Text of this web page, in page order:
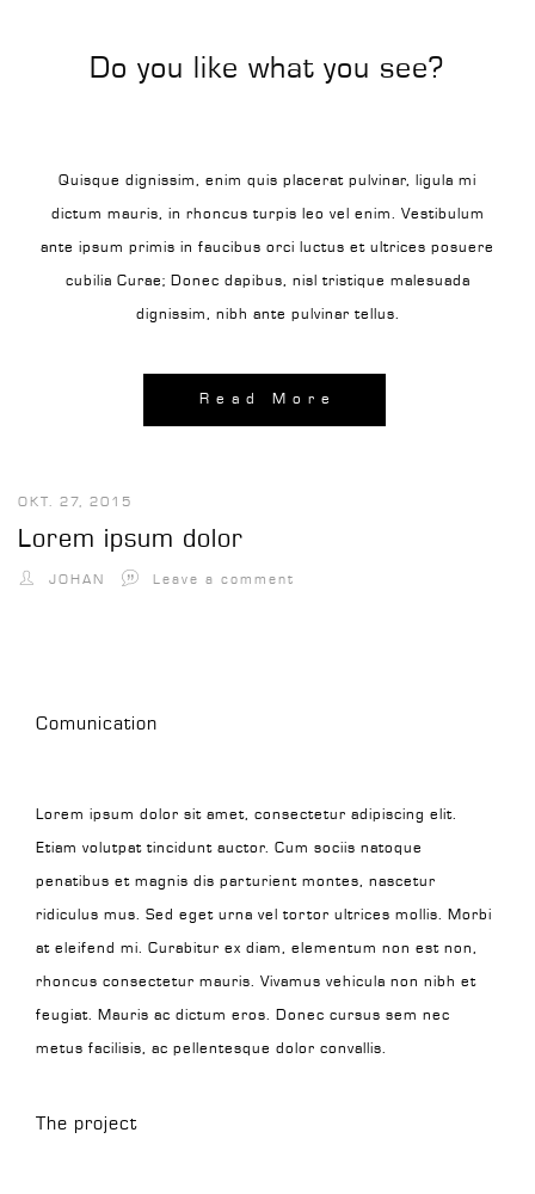
Do you like what you see?
Quisque dignissim, enim quis placerat pulvinar, ligula mi
dictum mauris, in rhoncus turpis leo vel enim. Vestibulum
ante ipsum primis in faucibus orci luctus et ultrices posuere
cubilia Curae; Donec dapibus, nisl tristique malesuada
dignissim, nibh ante pulvinar tellus.
Read More
OKT. 27, 2015
Lorem ipsum dolor
JOHAN Leave a comment
Comunication
Lorem ipsum dolor sit amet, consectetur adipiscing elit.
Etiam volutpat tincidunt auctor. Cum sociis natoque
penatibus et magnis dis parturient montes, nascetur
ridiculus mus. Sed eget urna vel tortor ultrices mollis. Morbi
at eleifend mi. Curabitur ex diam, elementum non est non,
rhoncus consectetur mauris. Vivamus vehicula non nibh et
feugiat. Mauris ac dictum eros. Donec cursus sem nec
metus facilisis, ac pellentesque dolor convallis.
The project